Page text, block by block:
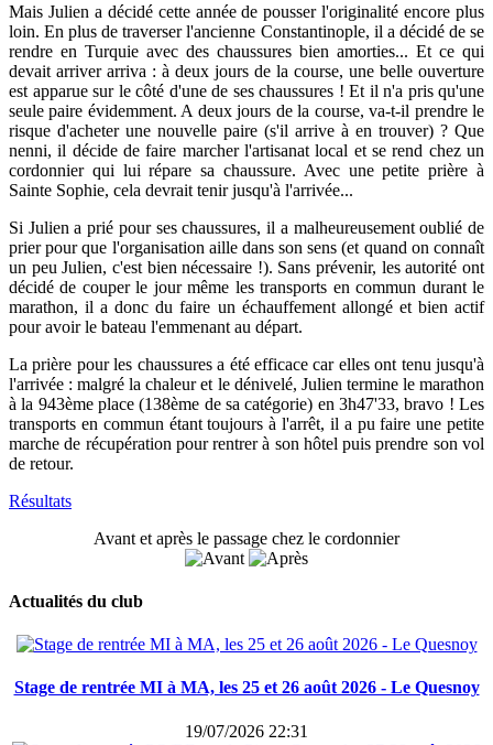
Mais Julien a décidé cette année de pousser l'originalité encore plus
loin. En plus de traverser l'ancienne Constantinople, il a décidé de se
rendre en Turquie avec des chaussures bien amorties... Et ce qui
devait arriver arriva : à deux jours de la course, une belle ouverture
est apparue sur le côté d'une de ses chaussures ! Et il n'a pris qu'une
seule paire évidemment. A deux jours de la course, va-t-il prendre le
risque d'acheter une nouvelle paire (s'il arrive à en trouver) ? Que
nenni, il décide de faire marcher l'artisanat local et se rend chez un
cordonnier qui lui répare sa chaussure. Avec une petite prière à
Sainte Sophie, cela devrait tenir jusqu'à l'arrivée...
Si Julien a prié pour ses chaussures, il a malheureusement oublié de
prier pour que l'organisation aille dans son sens (et quand on connaît
un peu Julien, c'est bien nécessaire !). Sans prévenir, les autorité ont
décidé de couper le jour même les transports en commun durant le
marathon, il a donc du faire un échauffement allongé et bien actif
pour avoir le bateau l'emmenant au départ.
La prière pour les chaussures a été efficace car elles ont tenu jusqu'à
l'arrivée : malgré la chaleur et le dénivelé, Julien termine le marathon
à la 943ème place (138ème de sa catégorie) en 3h47'33, bravo ! Les
transports en commun étant toujours à l'arrêt, il a pu faire une petite
marche de récupération pour rentrer à son hôtel puis prendre son vol
de retour.
Résultats
Avant et après le passage chez le cordonnier
Actualités du club
Stage de rentrée MI à MA, les 25 et 26 août 2026 - Le Quesnoy
19/07/2026 22:31